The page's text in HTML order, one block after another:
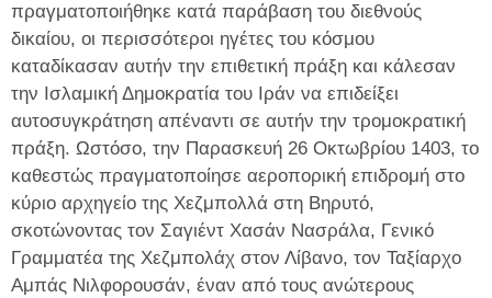
πραγματοποιήθηκε κατά παράβαση του διεθνούς
δικαίου, οι περισσότεροι ηγέτες του κόσμου
καταδίκασαν αυτήν την επιθετική πράξη και κάλεσαν
την Ισλαμική Δημοκρατία του Ιράν να επιδείξει
αυτοσυγκράτηση απέναντι σε αυτήν την τρομοκρατική
πράξη. Ωστόσο, την Παρασκευή 26 Οκτωβρίου 1403, το
καθεστώς πραγματοποίησε αεροπορική επιδρομή στο
κύριο αρχηγείο της Χεζμπολλά στη Βηρυτό,
σκοτώνοντας τον Σαγιέντ Χασάν Νασράλα, Γενικό
Γραμματέα της Χεζμπολάχ στον Λίβανο, τον Ταξίαρχο
Αμπάς Νιλφορουσάν, έναν από τους ανώτερους